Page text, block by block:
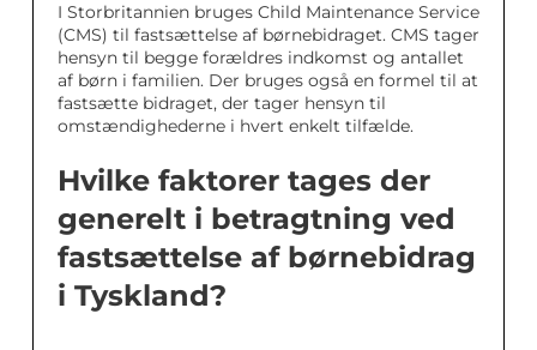
I Storbritannien bruges Child Maintenance Service
(CMS) til fastsættelse af børnebidraget. CMS tager
hensyn til begge forældres indkomst og antallet
af børn i familien. Der bruges også en formel til at
fastsætte bidraget, der tager hensyn til
omstændighederne i hvert enkelt tilfælde.
Hvilke faktorer tages der
generelt i betragtning ved
fastsættelse af børnebidrag
i Tyskland?